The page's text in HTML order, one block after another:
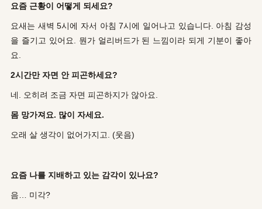
요즘 근황이 어떻게 되세요?
요새는 새벽 5시에 자서 아침 7시에 일어나고 있습니다. 아침 감성
을 즐기고 있어요. 뭔가 얼리버드가 된 느낌이라 되게 기분이 좋아
요.
2시간만 자면 안 피곤하세요?
네. 오히려 조금 자면 피곤하지가 않아요.
몸 망가져요. 많이 자세요.
오래 살 생각이 없어가지고. (웃음)
요즘 나를 지배하고 있는 감각이 있나요?
음… 미각?